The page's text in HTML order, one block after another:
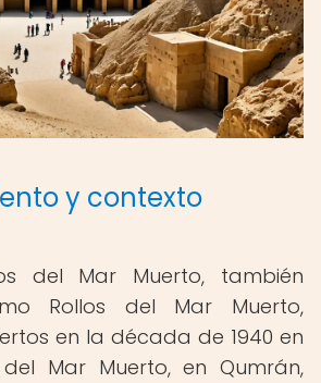
y contexto
del Mar Muerto, también
Rollos del Mar Muerto,
en la década de 1940 en
Mar Muerto, en Qumrán,